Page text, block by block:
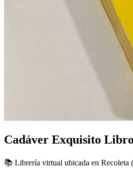
Cadáver Exquisito
📚 Librería virtual ubicada en Recoleta